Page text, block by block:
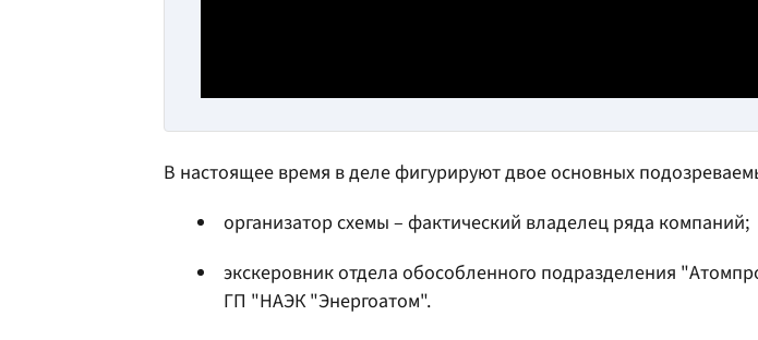
В настоящее время в деле фигурируют двое основных
организатор схемы – фактический владелец ряда компаний;
экскеровник отдела обособленного подразделения
ГП "НАЭК "Энергоатом".